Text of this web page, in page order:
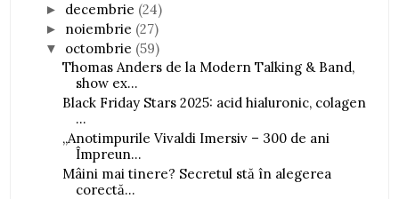
► decembrie (24)
► noiembrie (27)
▼ octombrie (59)
Thomas Anders de la Modern Talking & Band,
show ex...
Black Friday Stars 2025: acid hialuronic, colagen
...
„Anotimpurile Vivaldi Imersiv – 300 de ani
Împreun...
Mâini mai tinere? Secretul stă în alegerea
corectă...